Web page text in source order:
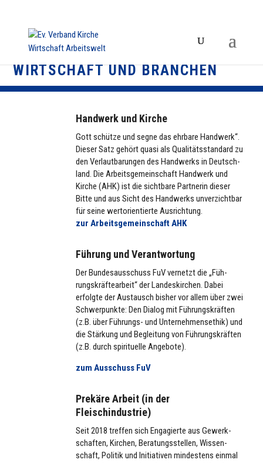
WIRTSCHAFT UND BRANCHEN
Handwerk und Kirche
Gott schütze und segne das ehrbare Handwerk“.
Dieser Satz gehört quasi als Qua­li­täts­stan­dard zu
den Ver­laut­ba­run­gen des Hand­werks in Deutsch­
land. Die Arbeits­ge­mein­schaft Handwerk und
Kirche (AHK) ist die sicht­bare Part­ne­rin dieser
Bitte und aus Sicht des Hand­werks unver­zicht­bar
für seine wert­ori­en­tierte Aus­rich­tung.
zur Arbeits­ge­mein­schaft AHK
Führung und Verantwortung
Der Bun­des­aus­schuss FuV vernetzt die „Füh­
rungs­kräf­te­ar­beit“ der Lan­des­kir­chen. Dabei
erfolgte der Aus­tausch bisher vor allem über zwei
Schwer­punkte: Den Dialog mit Füh­rungs­kräf­ten
(z.B. über Führungs- und Unter­neh­mens­ethik) und
die Stärkung und Beglei­tung von Füh­rungs­kräf­ten
(z.B. durch spi­ri­tu­elle Angebote).
zum Aus­schuss FuV
Prekäre Arbeit (in der
Fleischindustrie)
Seit 2018 treffen sich Enga­gierte aus Gewerk­
schaf­ten, Kirchen, Bera­tungs­stel­len, Wis­sen­
schaft, Politik und Initia­ti­ven min­des­tens einmal